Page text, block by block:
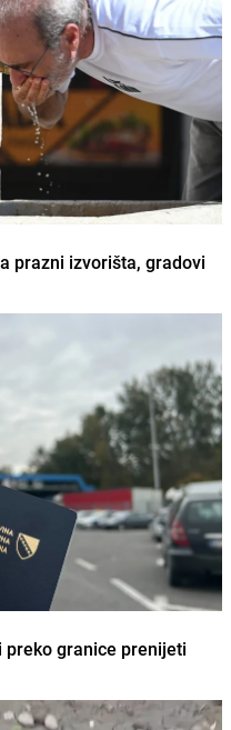
prazni izvorišta, gradovi
preko granice prenijeti